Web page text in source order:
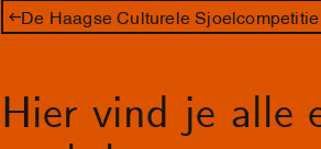
De Haagse Culturele Sjoelcompetitie
Hier vind je alle